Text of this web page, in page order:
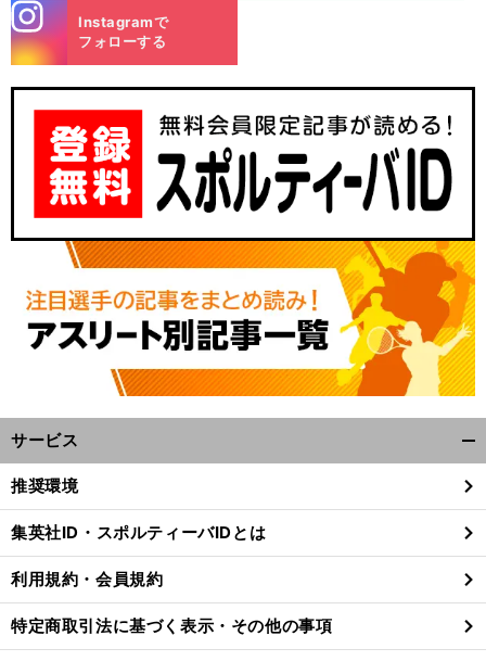
m
Instagramで
フォローする
サービス
閉
る
推奨環境
集英社ID・スポルティーバIDとは
利用規約・会員規約
特定商取引法に基づく表示・その他の事項